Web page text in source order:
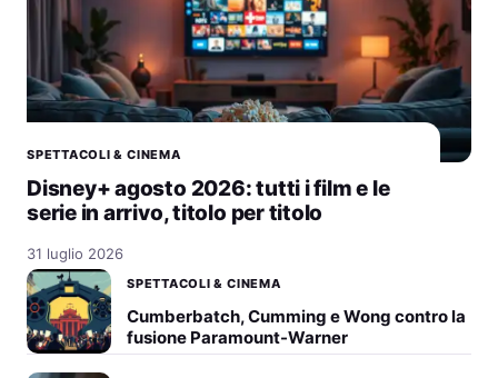
SPETTACOLI & CINEMA
Disney+ agosto 2026: tutti i film e le
serie in arrivo, titolo per titolo
31 luglio 2026
SPETTACOLI & CINEMA
Cumberbatch, Cumming e Wong contro la
fusione Paramount-Warner